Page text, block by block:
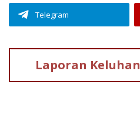
Telegram
Laporan Keluhan